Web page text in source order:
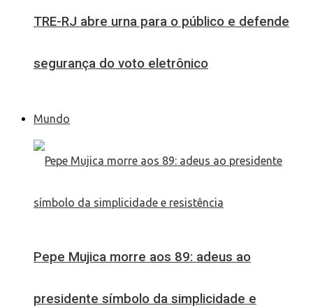
TRE-RJ abre urna para o público e defende
segurança do voto eletrônico
Mundo
Pepe Mujica morre aos 89: adeus ao
presidente símbolo da simplicidade e